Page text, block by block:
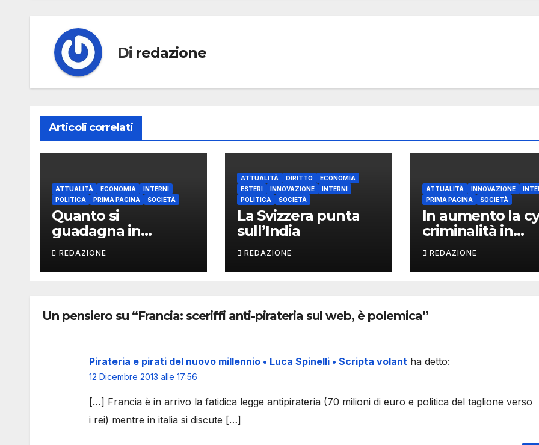
Di redazione
Articoli correlati
ATTUALITÀ ECONOMIA
INTERNI
POLITICA
PRIMA PAGINA SOCIETÀ
Quanto si
guadagna in
Svizzera?
REDAZIONE
ATTUALITÀ DIRITTO
ECONOMIA
ESTERI
INNOVAZIONE
INTERNI
POLITICA
SOCIETÀ
La Svizzera punta
sull’India
REDAZIONE
ATTUALITÀ INNOVAZIONE
PRIMA PAGINA
SOCIETÀ
In aumento la
criminalità in
Svizzera
REDAZIONE
Un pensiero su “Francia: sceriffi anti-pirateria sul web, è polemica”
Pirateria e pirati del nuovo millennio • Luca Spinelli • Scripta volant ha detto:
12 Dicembre 2013 alle 17:56
[…] Francia è in arrivo la fatidica legge antipirateria (70 milioni di euro e politica del taglione verso
i rei) mentre in italia si discute […]